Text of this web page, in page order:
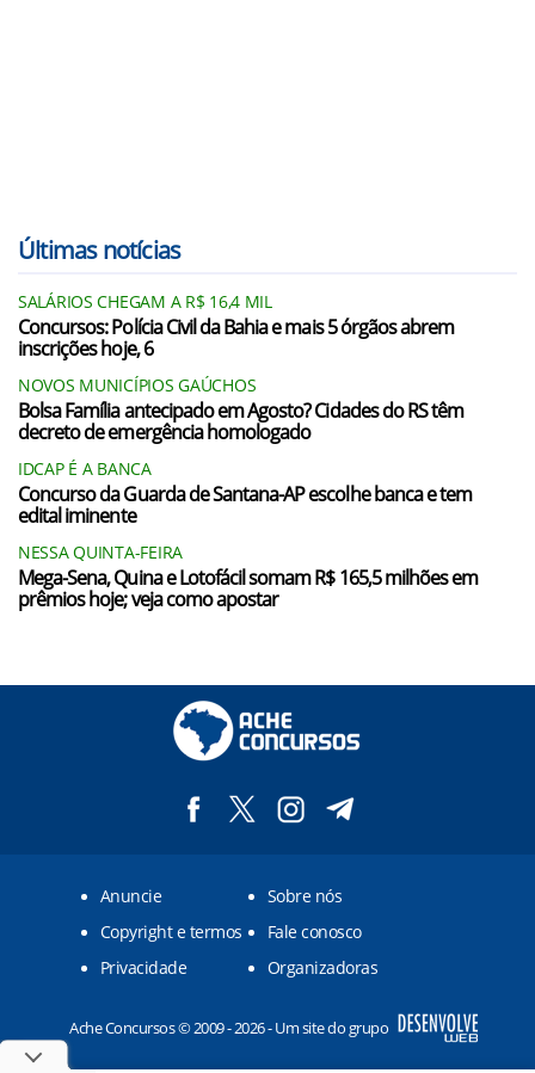
Últimas notícias
SALÁRIOS CHEGAM A R$ 16,4 MIL
Concursos: Polícia Civil da Bahia e mais 5 órgãos abrem
inscrições hoje, 6
NOVOS MUNICÍPIOS GAÚCHOS
Bolsa Família antecipado em Agosto? Cidades do RS têm
decreto de emergência homologado
IDCAP É A BANCA
Concurso da Guarda de Santana-AP escolhe banca e tem
edital iminente
NESSA QUINTA-FEIRA
Mega-Sena, Quina e Lotofácil somam R$ 165,5 milhões em
prêmios hoje; veja como apostar
Anuncie
Sobre nós
Copyright e termos
Fale conosco
Privacidade
Organizadoras
Ache Concursos © 2009 - 2026 - Um site do grupo